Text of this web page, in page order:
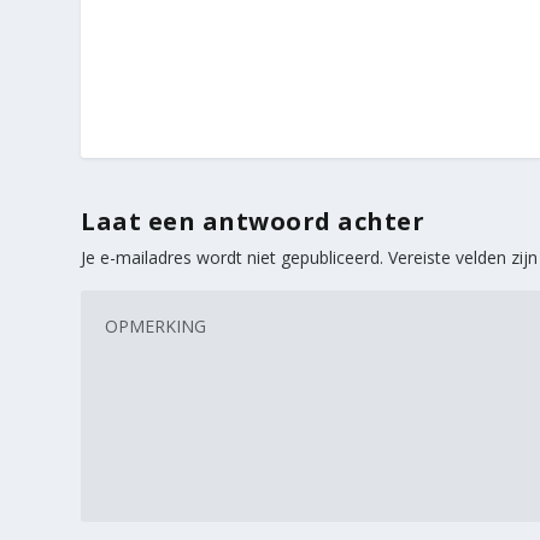
Laat een antwoord achter
Je e-mailadres wordt niet gepubliceerd. Vereiste velden